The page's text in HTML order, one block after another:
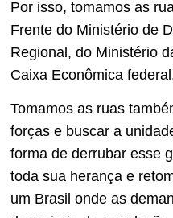
Por isso, tomamos as
Frente do Ministério de
Regional, do Ministério
Caixa Econômica
Tomamos as ruas
forças e buscar a
forma de derrubar esse
toda sua herança e
um Brasil onde as